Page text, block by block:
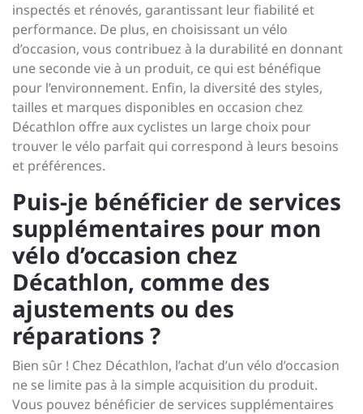
inspectés et rénovés, garantissant leur fiabilité et
performance. De plus, en choisissant un vélo
d’occasion, vous contribuez à la durabilité en donnant
une seconde vie à un produit, ce qui est bénéfique
pour l’environnement. Enfin, la diversité des styles,
tailles et marques disponibles en occasion chez
Décathlon offre aux cyclistes un large choix pour
trouver le vélo parfait qui correspond à leurs besoins
et préférences.
Puis-je bénéficier de services
supplémentaires pour mon
vélo d’occasion chez
Décathlon, comme des
ajustements ou des
réparations ?
Bien sûr ! Chez Décathlon, l’achat d’un vélo d’occasion
ne se limite pas à la simple acquisition du produit.
Vous pouvez bénéficier de services supplémentaires